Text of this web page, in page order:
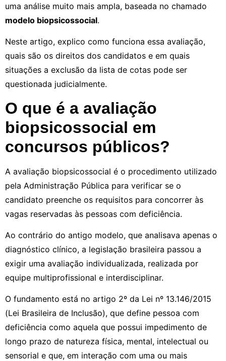
uma análise muito mais ampla, baseada no chamado
modelo biopsicossocial.
Neste artigo, explico como funciona essa avaliação,
quais são os direitos dos candidatos e em quais
situações a exclusão da lista de cotas pode ser
questionada judicialmente.
O que é a avaliação
biopsicossocial em
concursos públicos?
A avaliação biopsicossocial é o procedimento utilizado
pela Administração Pública para verificar se o
candidato preenche os requisitos para concorrer às
vagas reservadas às pessoas com deficiência.
Ao contrário do antigo modelo, que analisava apenas o
diagnóstico clínico, a legislação brasileira passou a
exigir uma avaliação individualizada, realizada por
equipe multiprofissional e interdisciplinar.
O fundamento está no artigo 2º da Lei nº 13.146/2015
(Lei Brasileira de Inclusão), que define pessoa com
deficiência como aquela que possui impedimento de
longo prazo de natureza física, mental, intelectual ou
sensorial e que, em interação com uma ou mais